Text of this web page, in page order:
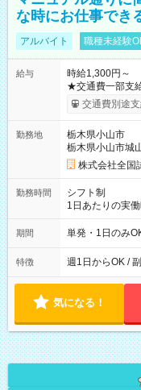
な時にお仕事でき
アルバイト 職種未経験
給与
時給1,300円～
★交通費一部支給 時給1,300円～ ※試験・役割により手当
※勤務回数によ
り！】 希望さ
例】 ・河合塾模
×8時間＝日収
円の場合あり
円（役割手当＋
間】試用期間なし
交通費別途支
勤務地
栃木県小山市
栃木県小山市城
株式会社全国
勤務時間
シフト制
1日あたりの実
間は 試験によ
期間 単発・1日のみ
特徴 週1日からOK /
気になる！